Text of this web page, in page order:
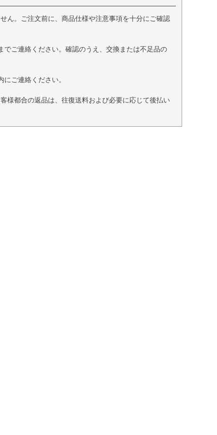
ん。ご注文前に、商品仕様や注意事項を十分にご確認
ご連絡ください。確認のうえ、交換または不足品の
ご連絡ください。
様都合の返品は、往復送料および必要に応じて後払い